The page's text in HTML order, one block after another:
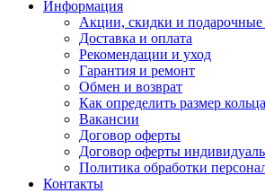
Информация
Акции, скидки и подарочные
Доставка и оплата
Рекомендации и уход
Гарантия и ремонт
Обмен и возврат
Как определить размер кольца
Вакансии
Договор оферты
Договор оферты
Политика обработки
Контакты